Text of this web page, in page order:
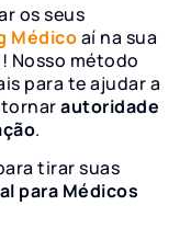
os seus
Médicoaí na sua
Nosso método
para te ajudar a
tornarautoridade
.
tirar suas
para Médicos